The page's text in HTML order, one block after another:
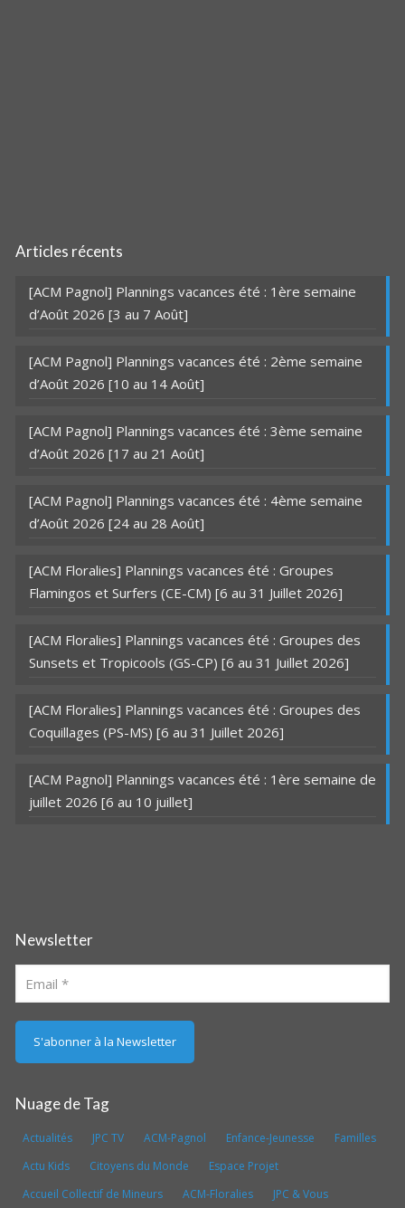
Articles récents
[ACM Pagnol] Plannings vacances été : 1ère semaine
d’Août 2026 [3 au 7 Août]
[ACM Pagnol] Plannings vacances été : 2ème semaine
d’Août 2026 [10 au 14 Août]
[ACM Pagnol] Plannings vacances été : 3ème semaine
d’Août 2026 [17 au 21 Août]
[ACM Pagnol] Plannings vacances été : 4ème semaine
d’Août 2026 [24 au 28 Août]
[ACM Floralies] Plannings vacances été : Groupes
Flamingos et Surfers (CE-CM) [6 au 31 Juillet 2026]
[ACM Floralies] Plannings vacances été : Groupes des
Sunsets et Tropicools (GS-CP) [6 au 31 Juillet 2026]
[ACM Floralies] Plannings vacances été : Groupes des
Coquillages (PS-MS) [6 au 31 Juillet 2026]
[ACM Pagnol] Plannings vacances été : 1ère semaine de
juillet 2026 [6 au 10 juillet]
Newsletter
Nuage de Tag
Actualités JPC TV ACM-Pagnol Enfance-Jeunesse
Familles
Actu Kids
Citoyens du Monde
Espace Projet
Accueil Collectif de Mineurs
ACM-Floralies JPC & Vous